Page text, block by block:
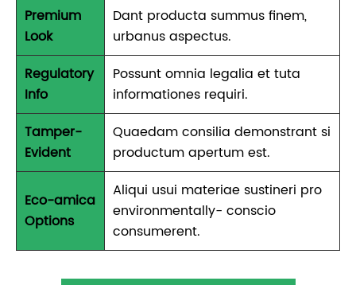
Premium
Look
Dant producta summus finem,
urbanus aspectus.
Regulatory
Info
Possunt omnia legalia et tuta
informationes requiri.
Tamper-
Evident
Quaedam consilia demonstrant si
productum apertum est.
Eco-amica
Options
Aliqui usui materiae sustineri pro
environmentally- conscio
consumerent.